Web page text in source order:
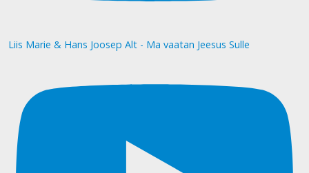
Liis Marie & Hans Joosep Alt - Ma vaatan Jeesus Sulle